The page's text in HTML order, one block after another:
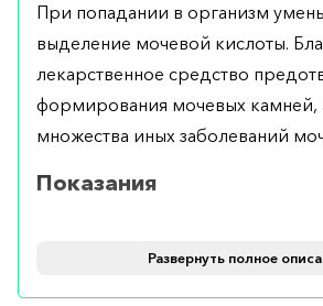
При попадании в организм
выделение мочевой кислоты.
лекарственное средство
формирования мочевых камней,
множества иных заболеваний
Показания
подагры. Также назначается при
заболеваниях,
Развернуть полное